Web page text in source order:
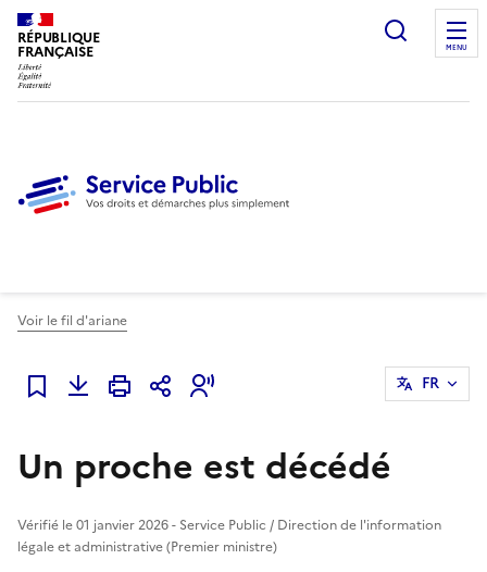
RÉPUBLIQUE
FRANÇAISE
Ouvrir
MENU
Voir le fil d'ariane
Ajouter à mes favoris
FR
Un proche est décédé
Vérifié le 01 janvier 2026 - Service Public / Direction de l'information
légale et administrative (Premier ministre)